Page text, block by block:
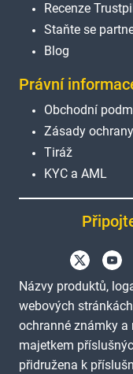
Recenze
Staňte se
Blog
Právní
Obchodní
Zásady
Tiráž
KYC a AML
Názvy produktů,
webových
ochranné známky a
majetkem
přidružena k